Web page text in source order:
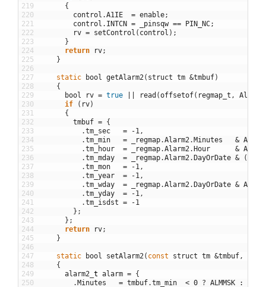
219
220
221
222
223
224
225
226
227
228
229
230
231
232
233
234
235
236
237
238
239
240
241
242
243
244
245
246
247
248
249
250
{
control .A1IE = enable;
control . INTCN = _pinsqw == PIN_NC;
rv = setControl ( control ) ;
}
return
rv;
}
static bool getAlarm2 ( struct tm &tmbuf)
{
bool
rv = true read (offsetof( regmap_t , Alarm2
if
( rv)
{
tmbuf = {
.tm_sec = -1 ,
.tm_min = _regmap.Alarm2 .Minutes &
.tm_hour = _regmap.Alarm2 .Hour &
.tm_mday = _regmap.Alarm2 .DayOrDate & (
.tm_mon = -1 ,
.tm_year = -1 ,
.tm_wday = _regmap.Alarm2 .DayOrDate &
.tm_yday = -1 ,
.tm_isdst = -1
} ;
} ;
return
rv;
}
static bool setAlarm2 ( const struct tm &tmbuf ,
{
alarm2 t alarm = {
.Minutes = tmbuf.tm_min < 0 ? ALMMSK :